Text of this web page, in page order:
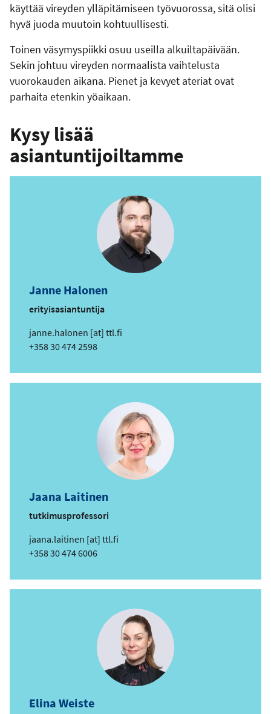
käyttää vireyden ylläpitämiseen työvuorossa, sitä olisi
hyvä juoda muutoin kohtuullisesti.
Toinen väsymyspiikki osuu useilla alkuiltapäivään.
Sekin johtuu vireyden normaalista vaihtelusta
vuorokauden aikana. Pienet ja kevyet ateriat ovat
parhaita etenkin yöaikaan.
Kysy lisää
asiantuntijoiltamme
Janne Halonen
erityisasiantuntija
s
ä
k
o
i
e
janne.halonen [at] ttl.fi
Puhelin
+358 30 474 2598
Jaana Laitinen
tutkimusprofessori
s
ä
k
o
jaana.laitinen [at] ttl.fi
Puhelin
+358 30 474 6006
Elina Weiste